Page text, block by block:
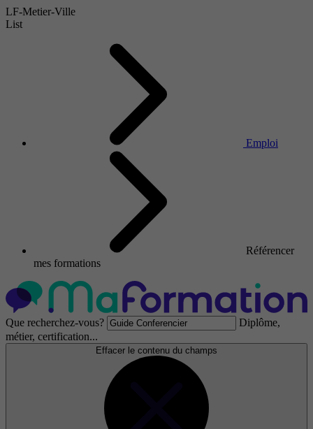
LF-Metier-Ville
List
Emploi
Référencer
mes formations
Que recherchez-vous?
Diplôme,
métier, certification...
Effacer le contenu du champs